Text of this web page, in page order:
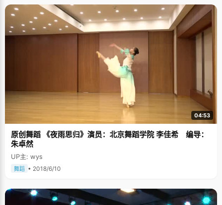
04:53
原创舞蹈 《夜雨思归》演员：北京舞蹈学院 李佳希 编导：
朱卓然
UP主: wys
舞蹈 • 2018/6/10